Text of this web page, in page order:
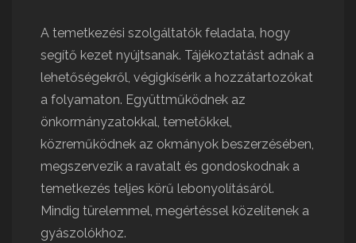
A temetkezési szolgáltatók feladata, hogy
segítő kezet nyújtsanak. Tájékoztatást adnak a
lehetőségekről, végigkísérik a hozzátartozókat
a folyamaton. Együttműködnek az
önkormányzatokkal, temetőkkel,
közreműködnek az okmányok beszerzésében,
megszervezik a ravatalt és gondoskodnak a
temetkezés teljes körű lebonyolításáról.
Mindig türelemmel, megértéssel közelítenek a
gyászolókhoz.